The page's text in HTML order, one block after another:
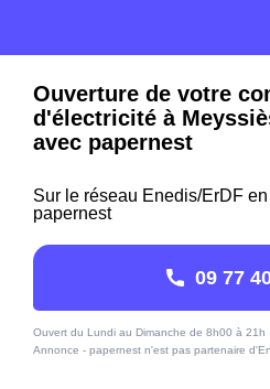
Ouverture de votre
d'électricité à
avec papernest
Sur le réseau Enedis/ErDF
papernest
09 77
Ouvert du Lundi au Dimanche de 8h00 à 21h
Annonce - papernest n'est pas partenaire